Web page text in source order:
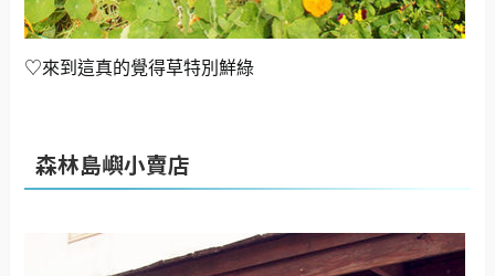
♡來到這真的覺得草特別鮮綠
森林島嶼小賣店